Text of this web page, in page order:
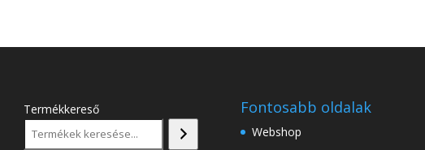
Termékkereső Fontosabb oldalak
Webshop